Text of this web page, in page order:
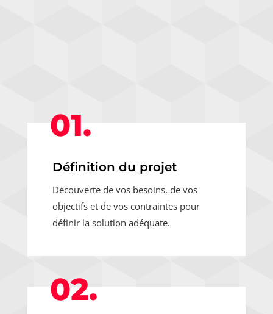
01.
Définition du projet
Découverte de vos besoins, de vos
objectifs et de vos contraintes pour
définir la solution adéquate.
02.